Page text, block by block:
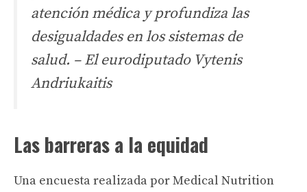
atención médica y profundiza las
desigualdades en los sistemas de
salud. – El eurodiputado Vytenis
Andriukaitis
Las barreras a la equidad
Una encuesta realizada por Medical Nutrition